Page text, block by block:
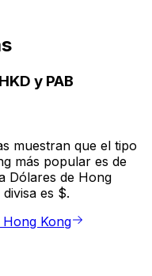
y PAB
muestran que el tipo
más popular es de
Dólares de Hong
es $.
Kong